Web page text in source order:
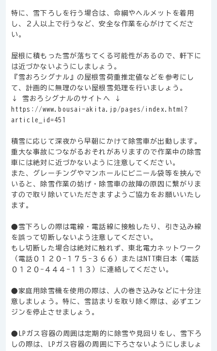
特に、雪下ろしを行う場合は、命綱やヘルメットを着用
し、２人以上で行うなど、安全な作業を心がけてくださ
い。
屋根に積もった雪が落ちてくる可能性があるので、軒下に
は近づかないようにしましょう。
『雪おろシグナル』の屋根雪荷重推定値などを参考にし
て、計画的に無理のない屋根雪処理を行いましょう。
↓ 雪おろシグナルのサイトへ ↓
https://www.bousai-akita.jp/pages/index.html?
article_id=451
積雪に応じて深夜から早朝にかけて除雪車が出動します。
重大な事故につながるおそれがありますので作業中の除雪
車には絶対に近づかないように注意してください。
また、グレーチングやマンホールにビニール袋等を挟んで
いると、除雪作業の妨げ・除雪車の故障の原因に繋がりま
すので取り除いていただきますようご協力をお願いいたし
ます。
●雪下ろしの際は電線・電話線に接触したり、引き込み線
を誤って切断しないよう注意してください。
もし切断した場合は絶対に触れず、東北電力ネットワーク
（電話０１２０−１７５−３６６）またはNTT東日本（電話
０１２０−４４４−１１３）に連絡してください。
●家庭用除雪機を使用の際は、人の巻き込みなどに十分注
意しましょう。特に、雪詰まりを取り除く際は、必ずエン
ジンを停止させましょう。
●LPガス容器の周囲は定期的に除雪や見回りをし、雪下ろ
しの際は、LPガス容器の周囲に下ろさないようにしましょ